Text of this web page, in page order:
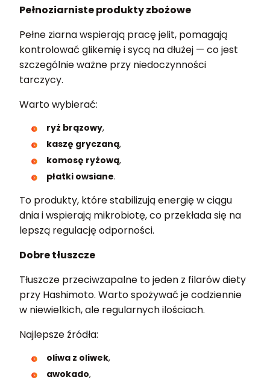
Pełnoziarniste produkty zbożowe
Pełne ziarna wspierają pracę jelit, pomagają
kontrolować glikemię i sycą na dłużej — co jest
szczególnie ważne przy niedoczynności
tarczycy.
Warto wybierać:
ryż brązowy,
kaszę gryczaną,
komosę ryżową,
płatki owsiane.
To produkty, które stabilizują energię w ciągu
dnia i wspierają mikrobiotę, co przekłada się na
lepszą regulację odporności.
Dobre tłuszcze
Tłuszcze przeciwzapalne to jeden z filarów diety
przy Hashimoto. Warto spożywać je codziennie
w niewielkich, ale regularnych ilościach.
Najlepsze źródła:
oliwa z oliwek,
awokado,